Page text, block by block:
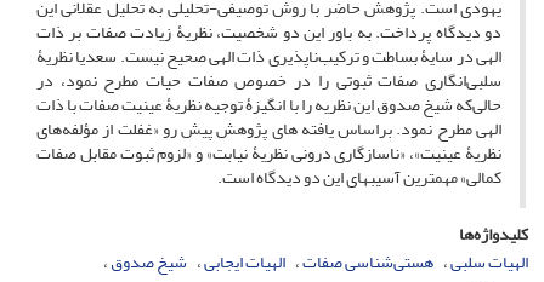
یهودی است. پژوهش حاضر با روش توصیفی-تحلیلی به تحلیل عقلانی این
دو دیدگاه پرداخت. به باور این دو شخصیت، نظریۀ زیادت صفات بر ذات
الهی در سایۀ بساطت و ترکیب‌ناپذیری ذات الهی صحیح نیست. سعدیا نظریۀ
سلبی‌انگاری صفات ثبوتی را در خصوص صفات حیات مطرح نمود، در
حالی‌که شیخ صدوق این نظریه را با انگیزۀ توجیه نظریۀ عینیت صفات با ذات
الهی مطرح نمود. براساس یافته های پژوهش پیش رو «غفلت از مؤلفه‌های
نظریۀ عینیت»، «ناسازگاری درونی نظریۀ نیابت» و «لزوم ثبوت مقابل صفات
کمالی» مهمترین آسیب­های این دو دیدگاه است.
کلیدواژه‌ها
الهیات سلبی هستی‌شناسی صفات الهیات ایجابی شیخ صدوق